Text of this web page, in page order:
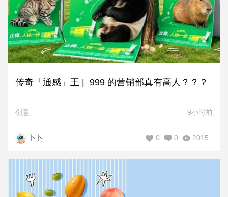
传奇「通感」王 | 999 的营销部真有高人？？？
创意 9小时前
卜卜 2015
0
0